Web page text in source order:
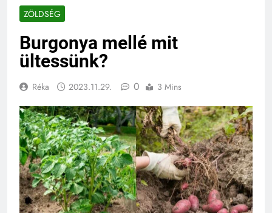
Növényhatározó
ZÖLDSÉG
Burgonya mellé mit
ültessünk?
Réka 2023.11.29. 0 3 Mins